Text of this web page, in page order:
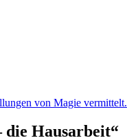
von Magie vermittelt.
die Hausarbeit“